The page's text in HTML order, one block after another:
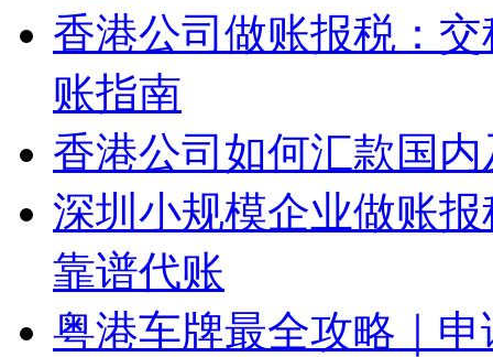
香港公司做账报税：
账指南
香港公司如何汇款国
深圳小规模企业做账
靠谱代账
粤港车牌最全攻略｜